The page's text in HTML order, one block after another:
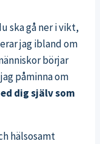
ska gå ner i vikt,
jag ibland om
börjar
påminna om
dig själv som
hälsosamt